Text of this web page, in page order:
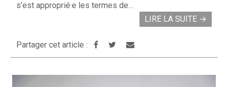
s’est approprié·e les termes de…
LIRE LA SUITE →
Partager cet article :